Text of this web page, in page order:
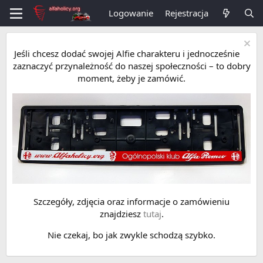
Logowanie Rejestracja
Jeśli chcesz dodać swojej Alfie charakteru i jednocześnie
zaznaczyć przynależność do naszej społeczności – to dobry
moment, żeby je zamówić.
Szczegóły, zdjęcia oraz informacje o zamówieniu
znajdziesz tutaj.
Nie czekaj, bo jak zwykle schodzą szybko.